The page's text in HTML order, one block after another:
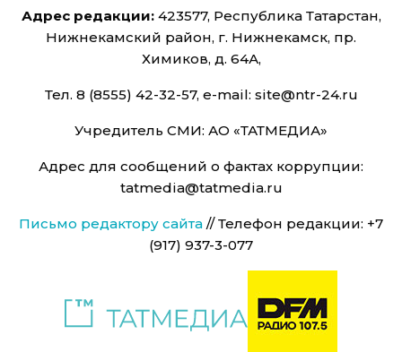
Адрес редакции:423577, Республика Татарстан,
Нижнекамский район, г. Нижнекамск, пр.
Химиков, д. 64А,
Тел. 8 (8555) 42-32-57, e-mail: site@ntr-24.ru
Учредитель СМИ: АО «ТАТМЕДИА»
Адрес для сообщений о фактах коррупции:
tatmedia@tatmedia.ru
Письмо редактору сайта // Телефон редакции: +7
(917) 937-3-077